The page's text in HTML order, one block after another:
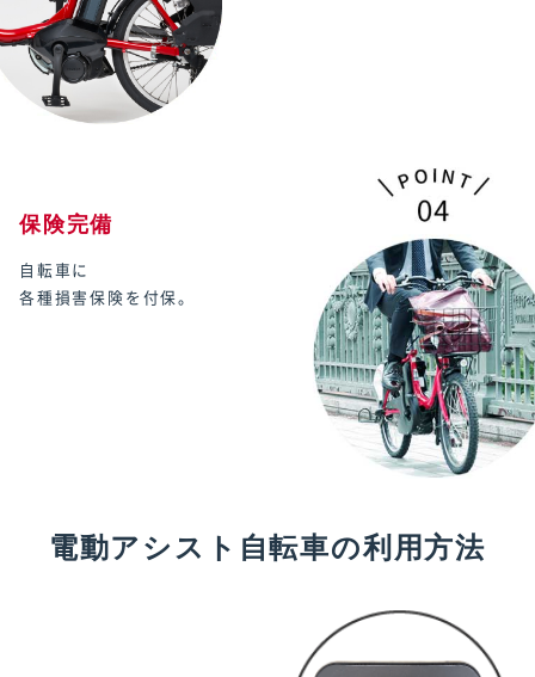
保険完備
自転車に
各種損害保険を付保。
電動アシスト自転車の利用方法